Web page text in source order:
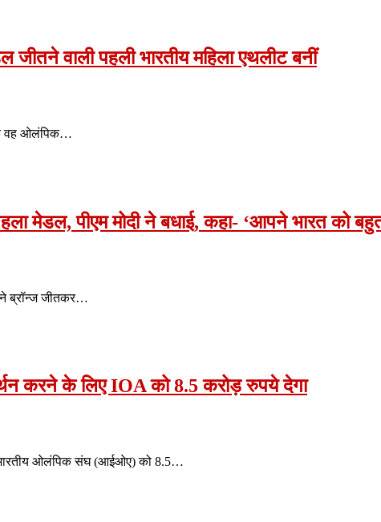
वाली पहली भारतीय महिला एथलीट बनीं
वह ओलंपिक…
मेडल, पीएम मोदी ने बधाई, कहा- ‘आपने भारत को बहुत
ब्रॉन्ज जीतकर…
करने के लिए IOA को 8.5 करोड़ रुपये देगा
भारतीय ओलंपिक संघ (आईओए) को 8.5…